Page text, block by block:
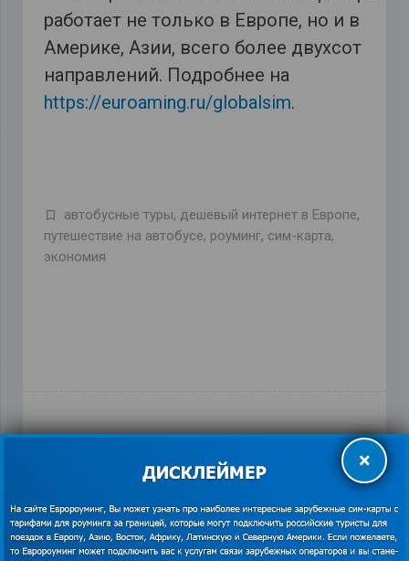
работает не только в Европе, но и в
Америке, Азии, всего более двухсот
направлений. Подробнее на
https://euroaming.ru/globalsim.
автобусные туры, дешевый интернет в Европе,
путешествие на автобусе, роуминг, сим-карта,
экономия
СЛЕДУЮЩАЯ ЗАПИСЬ ×